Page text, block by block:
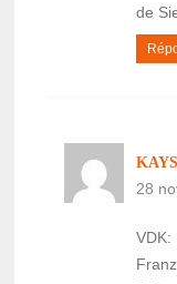
de
28
VDK: